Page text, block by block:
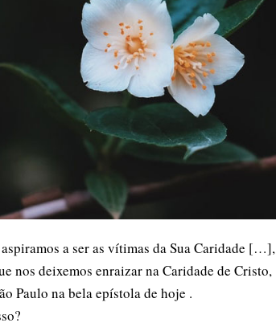
a ser as vítimas da Sua Caridade […],
nos deixemos enraizar na Caridade de Cristo,
Paulo na bela epístola de hoje .